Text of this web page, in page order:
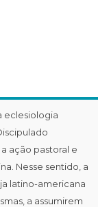
eclesiologia
ação pastoral e
Nesse sentido, a
latino-americana
a assumirem